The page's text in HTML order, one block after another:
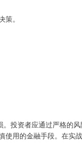
。
投资者应通过严格的风
使用的金融手段。在实